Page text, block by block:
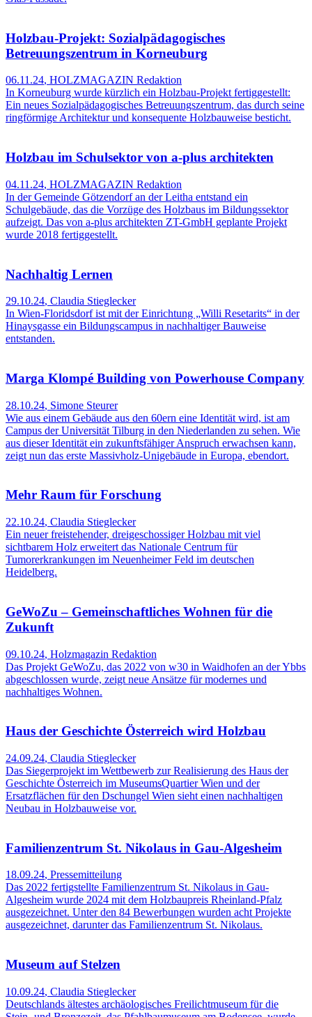
Holzbau-Projekt: Sozialpädagogisches
Betreuungszentrum in Korneuburg
06.11.24, HOLZMAGAZIN Redaktion
In Korneuburg wurde kürzlich ein Holzbau-Projekt fertiggestellt:
Ein neues Sozialpädagogisches Betreuungszentrum, das durch seine
ringförmige Architektur und konsequente Holzbauweise besticht.
Holzbau im Schulsektor von a-plus architekten
04.11.24, HOLZMAGAZIN Redaktion
In der Gemeinde Götzendorf an der Leitha entstand ein
Schulgebäude, das die Vorzüge des Holzbaus im Bildungssektor
aufzeigt. Das von a-plus architekten ZT-GmbH geplante Projekt
wurde 2018 fertiggestellt.
Nachhaltig Lernen
29.10.24, Claudia Stieglecker
In Wien-Floridsdorf ist mit der Einrichtung „Willi Resetarits“ in der
Hinaysgasse ein Bildungscampus in nachhaltiger Bauweise
entstanden.
Marga Klompé Building von Powerhouse Company
28.10.24, Simone Steurer
Wie aus einem Gebäude aus den 60ern eine Identität wird, ist am
Campus der Universität Tilburg in den Niederlanden zu sehen. Wie
aus dieser Identität ein zukunftsfähiger Anspruch erwachsen kann,
zeigt nun das erste Massivholz-Unigebäude in Europa, ebendort.
Mehr Raum für Forschung
22.10.24, Claudia Stieglecker
Ein neuer freistehender, dreigeschossiger Holzbau mit viel
sichtbarem Holz erweitert das Nationale Centrum für
Tumorerkrankungen im Neuenheimer Feld im deutschen
Heidelberg.
GeWoZu – Gemeinschaftliches Wohnen für die
Zukunft
09.10.24, Holzmagazin Redaktion
Das Projekt GeWoZu, das 2022 von w30 in Waidhofen an der Ybbs
abgeschlossen wurde, zeigt neue Ansätze für modernes und
nachhaltiges Wohnen.
Haus der Geschichte Österreich wird Holzbau
24.09.24, Claudia Stieglecker
Das Siegerprojekt im Wettbewerb zur Realisierung des Haus der
Geschichte Österreich im MuseumsQuartier Wien und der
Ersatzflächen für den Dschungel Wien sieht einen nachhaltigen
Neubau in Holzbauweise vor.
Familienzentrum St. Nikolaus in Gau-Algesheim
18.09.24, Pressemitteilung
Das 2022 fertigstellte Familienzentrum St. Nikolaus in Gau-
Algesheim wurde 2024 mit dem Holzbaupreis Rheinland-Pfalz
ausgezeichnet. Unter den 84 Bewerbungen wurden acht Projekte
ausgezeichnet, darunter das Familienzentrum St. Nikolaus.
Museum auf Stelzen
10.09.24, Claudia Stieglecker
Deutschlands ältestes archäologisches Freilichtmuseum für die